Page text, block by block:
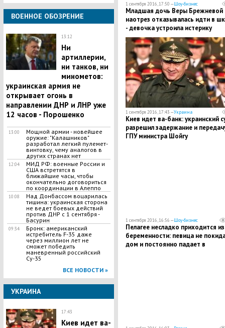
ВОЕННОЕ ОБОЗРЕНИЕ
13:12
Ни
артиллерии,
ни танков, ни
минометов:
украинская армия не
открывает огонь в
направлении ДНР и ЛНР уже
12 часов - Порошенко
13:00
Мощной армии - новейшее
оружие: "Калашников"
разработал легкий пулемет-
винтовку, чему аналогов в
других странах нет
12:04
МИД РФ: военные России и
США встретятся в
ближайшие часы, чтобы
окончательно договориться
по координации в Алеппо
10:08
Над Донбассом воцарилась
тишина: украинская сторона
не ведет боевых действий
против ДНР с 1 сентября -
Басурин
09:34
Бронк: американский
истребитель F-35 даже
через миллион лет не
сможет победить
маневренный российский
Су-35
ВСЕ НОВОСТИ »
УКРАИНА
17:43
Киев идет ва-
1 сентября 2016, 17:50 —Шоу-бизнес
Младшая дочь Веры Брежневой
наотрез отказывалась идти в
- девочка устроила истерику
1 сентября 2016, 17:43 —Украина
Киев идет ва-банк: украинский
разрешил задержание и
ГПУ министра Шойгу
1 сентября 2016, 16:56 —Шоу-бизнес
Пелагее несладко приходится
беременности: певица не
дом и постоянно падает в